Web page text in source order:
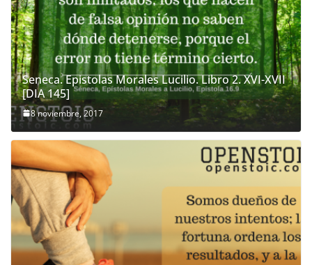
Seneca. Epistolas Morales Lucilio. Libro 2. XVI-XVII
[DIA 145]
8 noviembre, 2017